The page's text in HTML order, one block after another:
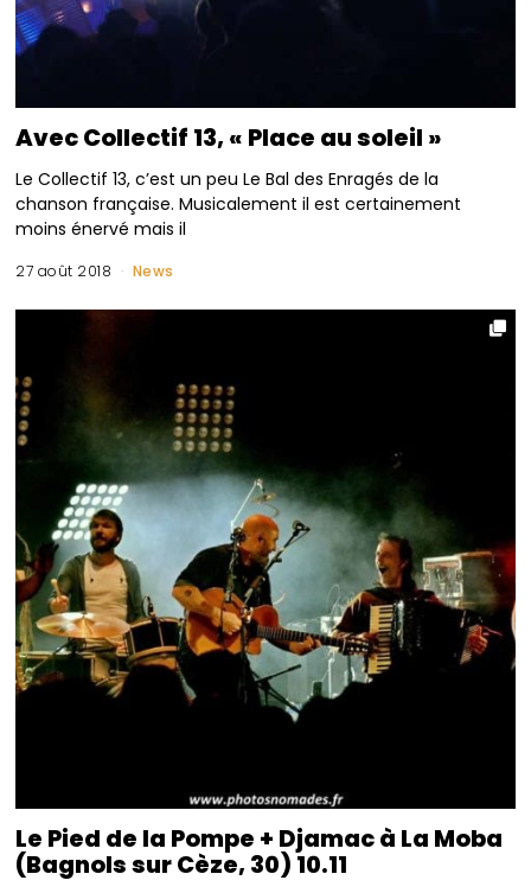
Avec Collectif 13, « Place au soleil »
Le Collectif 13, c’est un peu Le Bal des Enragés de la
chanson française. Musicalement il est certainement
moins énervé mais il
27 août 2018 News
Le Pied de la Pompe + Djamac à La Moba
(Bagnols sur Cèze, 30) 10.11